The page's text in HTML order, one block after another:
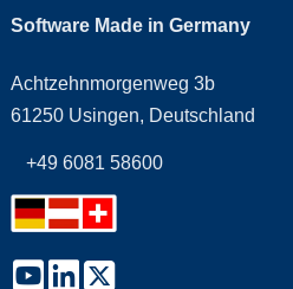
Software Made in Germany
Achtzehnmorgenweg 3b
61250 Usingen, Deutschland
+49 6081 58600